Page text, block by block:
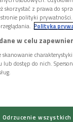
z prawa do
polityki
Polityka
w celu
dostęp do nich.
Odrzucenie wszystkich